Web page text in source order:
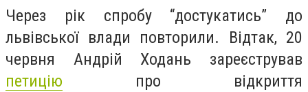
Через рік спробу “достукатись” до
львівської влади повторили. Відтак, 20
червня Андрій Ходань зареєстрував
петицію про відкриття